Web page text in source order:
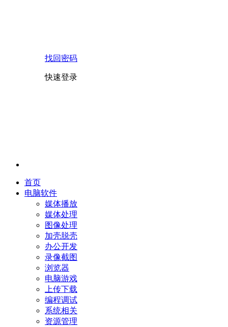
找回密码
快速登录
首页
电脑软件
媒体播放
媒体处理
图像处理
加壳脱壳
办公开发
录像截图
浏览器
电脑游戏
上传下载
编程调试
系统相关
资源管理